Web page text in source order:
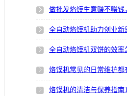
做批发烙馍生意赚不赚钱
全自动烙馍机助力创业新
全自动烙馍机双饼的效率
烙馍机常见的日常维护都
烙馍机的清洁与保养指南1